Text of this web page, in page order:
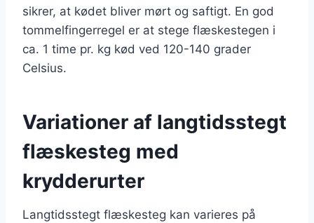
sikrer, at kødet bliver mørt og saftigt. En god
tommelfingerregel er at stege flæskestegen i
ca. 1 time pr. kg kød ved 120-140 grader
Celsius.
Variationer af langtidsstegt
flæskesteg med
krydderurter
Langtidsstegt flæskesteg kan varieres på